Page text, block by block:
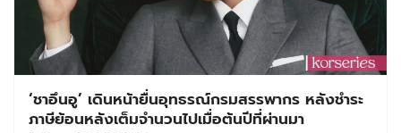
‘ชาอึนอู’ เดินหน้ายื่นอุทธรณ์กรมสรรพากร หลังชำระ
ภาษีย้อนหลังเต็มจำนวนไปเมื่อต้นปีที่ผ่านมา